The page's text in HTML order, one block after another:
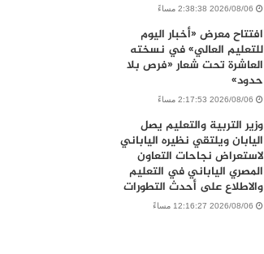
2026/08/06 2:38:38 مساءً
افتتاح معرض «أخبار اليوم
للتعليم العالي» في نسخته
العاشرة تحت شعار «فرص بلا
حدود»
2026/08/06 2:17:53 مساءً
وزير التربية والتعليم يصل
اليابان ويلتقي نظيره الياباني
لاستعراض نجاحات التعاون
المصري الياباني في التعليم
والاطلاع على أحدث التطورات
2026/08/06 12:16:27 مساءً